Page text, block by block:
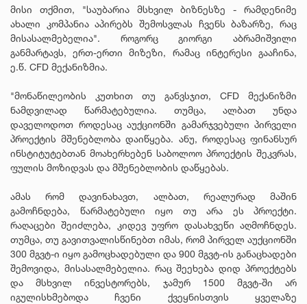
მისი თქმით, "საუბარია მსხვილ ბიზნესზე - რამდენიმე
ახალი კომპანია აპირებს შემოსვლას ჩვენს ბაზარზე, რაც
მისასალმებელია". როგორც გიორგი აბრამიშვილი
განმარტავს, ერთ-ერთი მიზეზი, რამაც ინტერესი გააჩინა,
ე.წ. CFD მექანიზმია.
"მონაწილეობის კუთხით თუ განვსჯით, CFD მექანიზმი
ნამდვილად წარმატებულია. თუმცა, ალბათ უნდა
დაველოდოთ როდესაც აუქციონში გამარჯვებული პირველი
პროექტის მშენებლობა დაიწყება. ანუ, როდესაც ფინანსურ
ინსტიტუტებთან მოახერხებენ საბოლოო პროექტის შეკვრას,
ფულის მოზიდვას და მშენებლობის დაწყებას.
ამას რომ დავინახავთ, ალბათ, რეალურად მაშინ
გამოჩნდება, წარმატებული იყო თუ არა ეს პროექტი.
რაღაცები შეიძლება, კიდევ უფრო დასახვეწი აღმოჩნდეს.
თუმცა, თუ გავითვალისწინებთ იმას, რომ პირველ აუქციონში
300 მგვტ-ი იყო გამოცხადებული და 900 მგვტ-ის განაცხადები
შემოვიდა, მისასალმებელია. რაც შეეხება დიდ პროექტებს
და მსხვილ ინვესტორებს, ჯამურ 1500 მგვტ-ში არ
იგულისხმებოდა ჩვენი ქვეყნისთვის ყველაზე